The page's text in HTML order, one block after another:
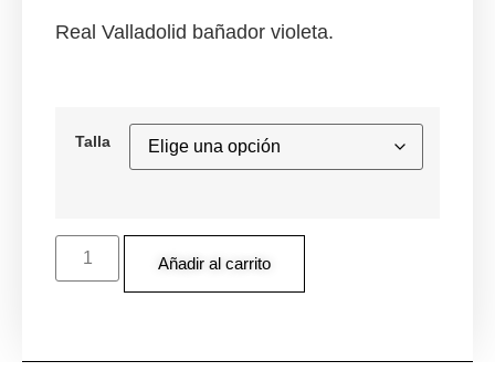
Real Valladolid bañador violeta.
Talla
Añadir al carrito